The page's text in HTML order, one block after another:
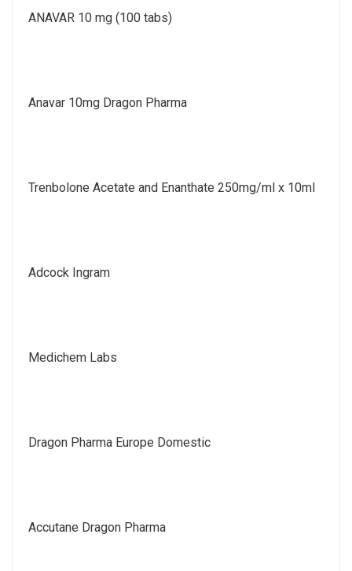
ANAVAR 10 mg (100 tabs)
Anavar 10mg Dragon Pharma
Trenbolone Acetate and Enanthate 250mg/ml x 10ml
Adcock Ingram
Medichem Labs
Dragon Pharma Europe Domestic
Accutane Dragon Pharma